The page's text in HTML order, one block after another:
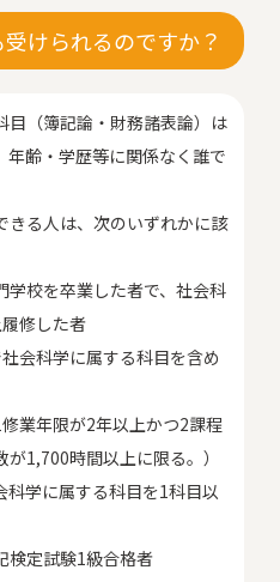
けられるのですか？
目（簿記論・財務諸表論）は
齢・学歴等に関係なく誰で
きる人は、次のいずれかに該
校を卒業した者で、社会科
修した者
会科学に属する科目を含め
業年限が2年以上かつ2課程
1,700時間以上に限る。）
学に属する科目を1科目以
検定試験1級合格者